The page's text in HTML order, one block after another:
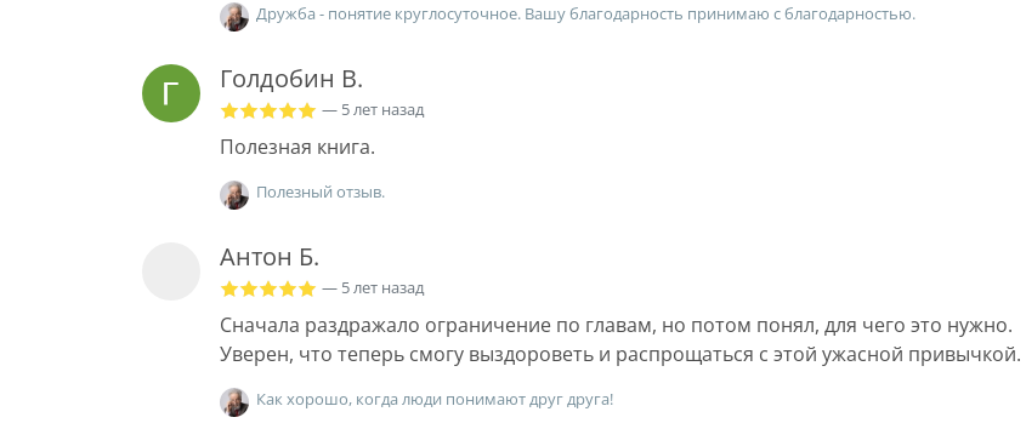
Дружба - понятие круглосуточное. Вашу благодарность принимаю с благодарностью.
Голдобин В.
— 5 лет назад
Полезная книга.
Полезный отзыв.
Антон Б.
— 5 лет назад
Сначала раздражало ограничение по главам, но потом понял, для чего это нужно.
Уверен, что теперь смогу выздороветь и распрощаться с этой ужасной привычкой.
Как хорошо, когда люди понимают друг друга!